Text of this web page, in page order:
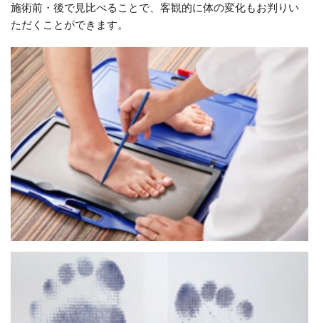
施術前・後で見比べることで、客観的に体の変化もお判りい
ただくことができます。